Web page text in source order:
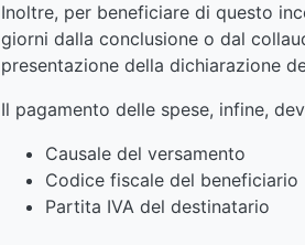
Inoltre, per beneficiare di questo
giorni dalla conclusione o dal
presentazione della dichiarazione
Il pagamento delle spese, infine,
Causale del versamento
Codice fiscale del beneficiario
Partita IVA del destinatario